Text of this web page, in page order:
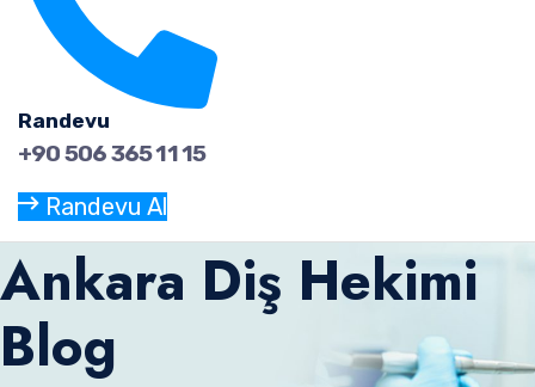
Randevu
+90 506 365 11 15
Randevu Al
Ankara Diş Hekimi
Blog